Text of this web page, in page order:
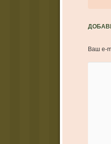
Ваш e-